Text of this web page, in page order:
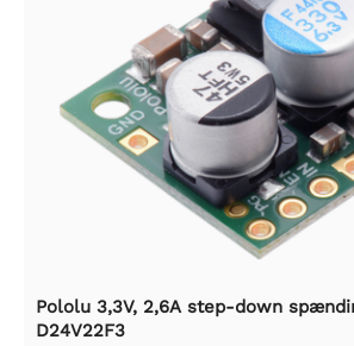
Pololu 3,3V, 2,6A step-down
D24V22F3